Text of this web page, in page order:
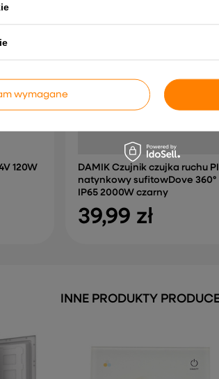
120W
DAMIK Czujnik czujka ruchu
natynkowy sufitowDove 360°
IP65 2000W czarny
39,99 zł
INNE PRODUKTY
wymagane